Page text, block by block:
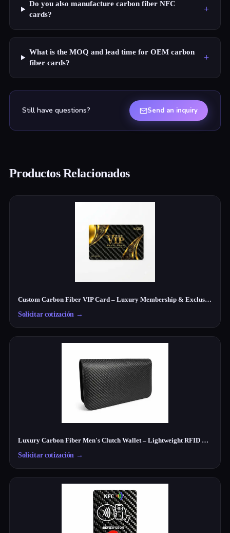
Do you also manufacture carbon fiber NFC
cards?
+
What is the MOQ and lead time for OEM carbon
fiber cards?
+
Still have questions? Send an inquiry
Productos Relacionados
Custom Carbon Fiber VIP Card – Luxury Membership & Exclusive Club Card
Solicitar cotización→
Luxury Carbon Fiber Men's Clutch Wallet – Lightweight RFID Travel Organizer
Solicitar cotización→